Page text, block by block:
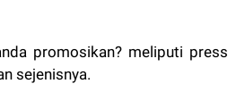
promosikan? meliputi press
sejenisnya.